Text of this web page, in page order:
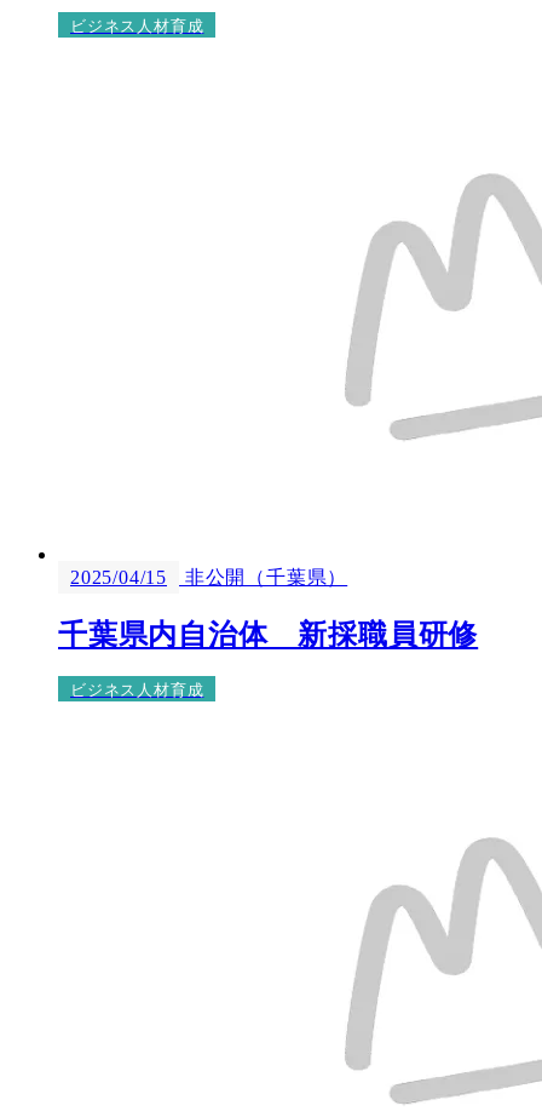
ビジネス人材育成
2025/04/15 非公開（千葉県）
千葉県内自治体 新採職員研修
ビジネス人材育成